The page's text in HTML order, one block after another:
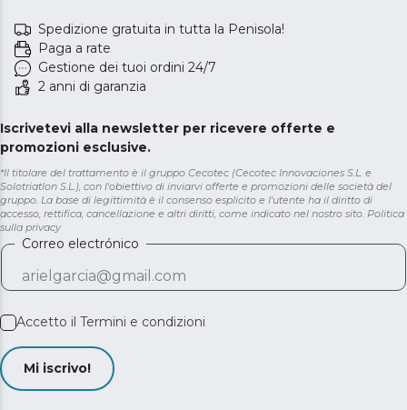
Spedizione gratuita in tutta la Penisola!
Paga a rate
Gestione dei tuoi ordini 24/7
2 anni di garanzia
Iscrivetevi alla newsletter per ricevere offerte e
promozioni esclusive.
*Il titolare del trattamento è il gruppo Cecotec (Cecotec Innovaciones S.L. e
Solotriatlon S.L.), con l'obiettivo di inviarvi offerte e promozioni delle società del
gruppo. La base di legittimità è il consenso esplicito e l'utente ha il diritto di
accesso, rettifica, cancellazione e altri diritti, come indicato nel nostro sito. Politica
sulla privacy
Correo electrónico
Accetto il Termini e condizioni
Mi iscrivo!